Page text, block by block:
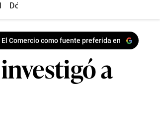
Dólar
Comercio como fuente preferida en
a